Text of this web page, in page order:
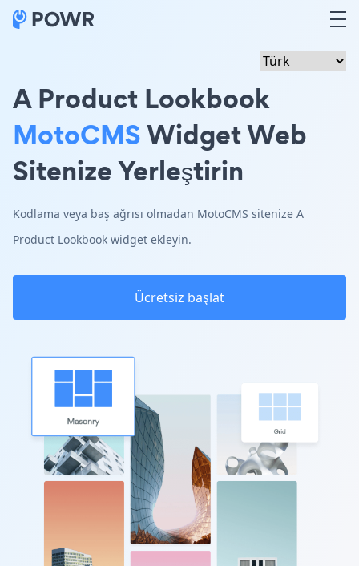
A Product Lookbook
MotoCMSWidget Web
Sitenize Yerleştirin
Kodlama veya baş ağrısı olmadan MotoCMS sitenize A
Product Lookbook widget ekleyin.
Ücretsiz başlat